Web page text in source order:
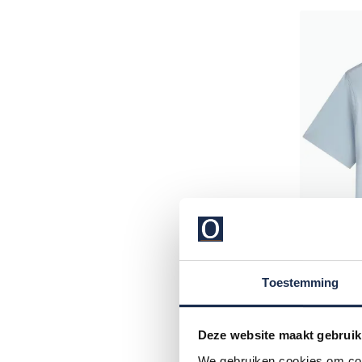
Toestemming
Deze website maakt